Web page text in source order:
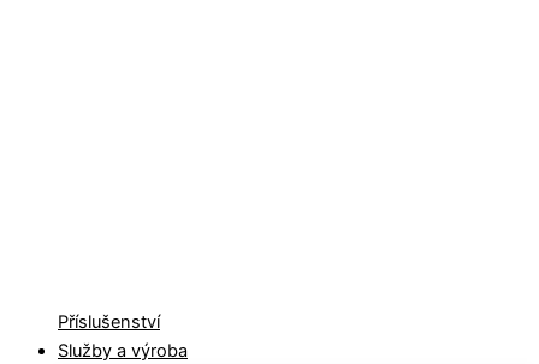
Příslušenství
Služby a výroba